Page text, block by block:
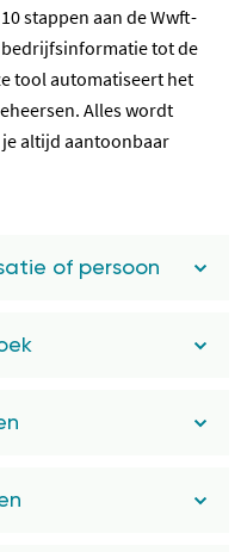
stappen aan de Wwft-
bedrijfsinformatie tot de
tool automatiseert het
Alles wordt
altijd aantoonbaar
of persoon